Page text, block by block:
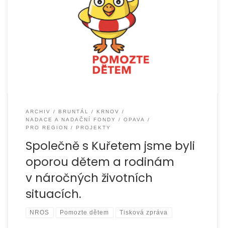
S koncem roku 2025 jsme ukončili projekt „Pomáháme
dětem posilovat duševní zdraví a odolnost“, který jsme
realizovali ve spolupráci s Kuřetem. Díky
ARCHIV BRUNTÁL
KRNOV
NADACE A NADAČNÍ FONDY
OPAVA
PRO REGION
PROJEKTY
Společně s Kuřetem jsme byli
oporou dětem a rodinám
v náročných životních
situacích.
NROS Pomozte dětem Tisková zpráva